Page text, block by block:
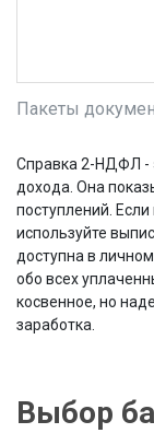
Пакеты
Справка 2-НДФЛ -
дохода. Она
поступлений.
используйте
доступна в
обо всех
косвенное, но
заработка.
Выбор